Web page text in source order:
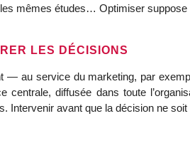
mêmes études… Optimiser
LES DÉCISIONS
— au service du marketing, par
centrale, diffusée dans toute
Intervenir avant que la décision ne